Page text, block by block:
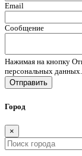
Email
Сообщение
Нажимая на кнопку
персональных данных.
Отправить
Город
×